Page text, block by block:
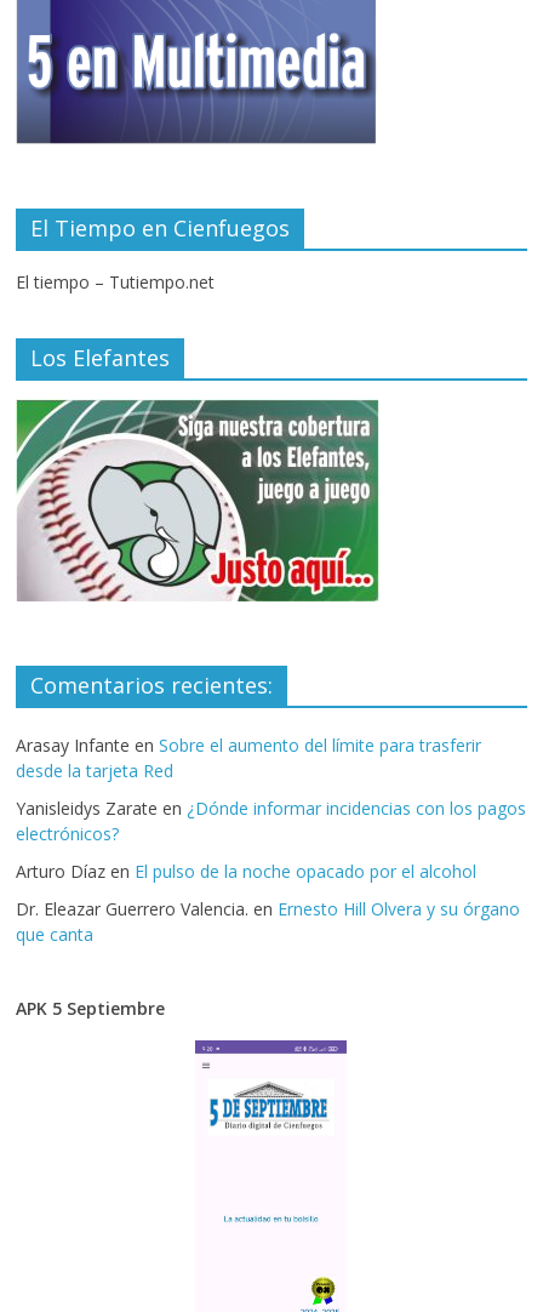
El Tiempo en Cienfuegos
El tiempo – Tutiempo.net
Los Elefantes
Comentarios recientes:
Arasay Infante enSobre el aumento del límite para trasferir
desde la tarjeta Red
Yanisleidys Zarate en ¿Dónde informar incidencias con los pagos
electrónicos?
Arturo Díaz en El pulso de la noche opacado por el alcohol
Dr. Eleazar Guerrero Valencia. en Ernesto Hill Olvera y su órgano
que canta
APK 5 Septiembre